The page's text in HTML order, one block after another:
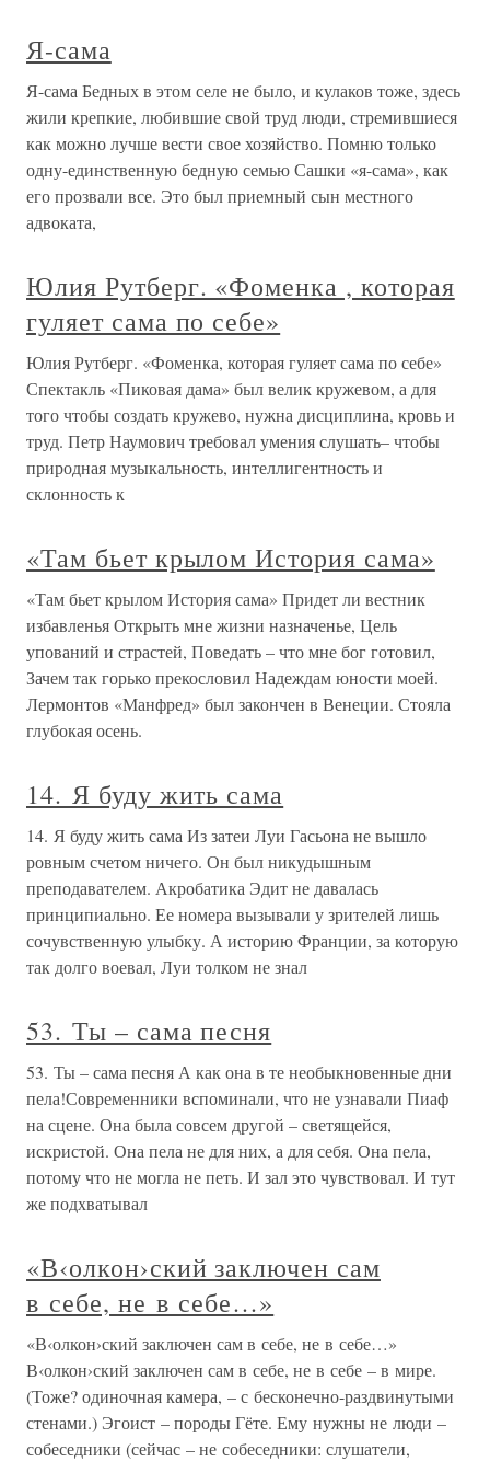
Я-сама
Я-сама Бедных в этом селе не было, и кулаков тоже, здесь
жили крепкие, любившие свой труд люди, стремившиеся
как можно лучше вести свое хозяйство. Помню только
одну-единственную бедную семью Сашки «я-сама», как
его прозвали все. Это был приемный сын местного
адвоката,
Юлия Рутберг. «Фоменка , которая
гуляет сама по себе»
Юлия Рутберг. «Фоменка, которая гуляет сама по себе»
Спектакль «Пиковая дама» был велик кружевом, а для
того чтобы создать кружево, нужна дисциплина, кровь и
труд. Петр Наумович требовал умения слушать– чтобы
природная музыкальность, интеллигентность и
склонность к
«Там бьет крылом История сама»
«Там бьет крылом История сама» Придет ли вестник
избавленья Открыть мне жизни назначенье, Цель
упований и страстей, Поведать – что мне бог готовил,
Зачем так горько прекословил Надеждам юности моей.
Лермонтов «Манфред» был закончен в Венеции. Стояла
глубокая осень.
14. Я буду жить сама
14. Я буду жить сама Из затеи Луи Гасьона не вышло
ровным счетом ничего. Он был никудышным
преподавателем. Акробатика Эдит не давалась
принципиально. Ее номера вызывали у зрителей лишь
сочувственную улыбку. А историю Франции, за которую
так долго воевал, Луи толком не знал
53. Ты – сама песня
53. Ты – сама песня А как она в те необыкновенные дни
пела!Современники вспоминали, что не узнавали Пиаф
на сцене. Она была совсем другой – светящейся,
искристой. Она пела не для них, а для себя. Она пела,
потому что не могла не петь. И зал это чувствовал. И тут
же подхватывал
«В‹олкон›ский заключен сам
в себе, не в себе…»
«В‹олкон›ский заключен сам в себе, не в себе…»
В‹олкон›ский заключен сам в себе, не в себе – в мире.
(Тоже? одиночная камера, – с бесконечно-раздвинутыми
стенами.) Эгоист – породы Гёте. Ему нужны не люди –
собеседники (сейчас – не собеседники: слушатели,